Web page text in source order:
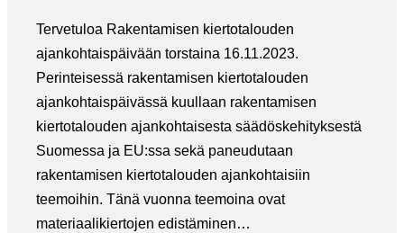
Tervetuloa Rakentamisen kiertotalouden
ajankohtaispäivään torstaina 16.11.2023.
Perinteisessä rakentamisen kiertotalouden
ajankohtaispäivässä kuullaan rakentamisen
kiertotalouden ajankohtaisesta säädöskehityksestä
Suomessa ja EU:ssa sekä paneudutaan
rakentamisen kiertotalouden ajankohtaisiin
teemoihin. Tänä vuonna teemoina ovat
materiaalikiertojen edistäminen…